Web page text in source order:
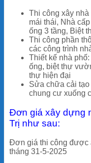
Thi công xây
mái thái, Nhà
ống 3 tầng, Biệt
Thi công phần
các công trình
Thiết kế nhà
ống, biệt thự
thự hiện đại
Sửa chữa cải tạo
chung cư xuống
Đơn giá xây dựng
Trị như sau:
Đơn giá thi công được
tháng 31-5-2025